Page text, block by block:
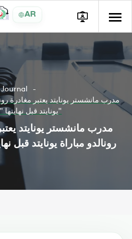
AR
Journal
مدرب مانشستر يونايتد يعتبر مغادرة
يونايتد قبل نهايتها "غير مقبولة"
مدرب مانشستر يونايتد
رونالدو مباراة يونايتد قبل